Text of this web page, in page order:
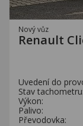
Nový vůz
Renault
Uvedení do
Stav tachometru:
Výkon:
Palivo:
Převodovka: